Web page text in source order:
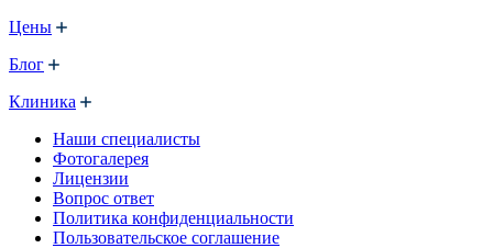
Цены
Блог
Клиника
Наши специалисты
Фотогалерея
Лицензии
Вопрос ответ
Политика конфиденциальности
Пользовательское соглашение